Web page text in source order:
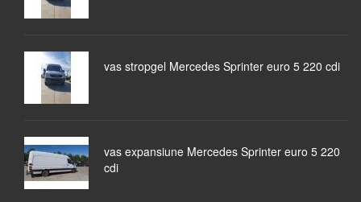
vas stropgel Mercedes Sprinter euro 5 220 cdi
vas expansiune Mercedes Sprinter euro 5 220
cdi